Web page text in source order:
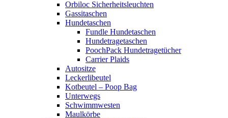
Orbiloc Sicherheitsleuchten
Gassitaschen
Hundetaschen
Fundle Hundetaschen
Hundetragetaschen
PoochPack Hundetragetücher
Carrier Plaids
Autositze
Leckerlibeutel
Kotbeutel – Poop Bag
Unterwegs
Schwimmwesten
Maulkörbe